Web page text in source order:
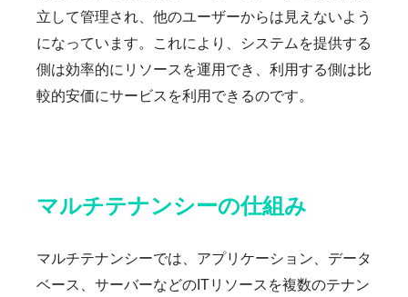
立して管理され、他のユーザーからは見えないよう
になっています。これにより、システムを提供する
側は効率的にリソースを運用でき、利用する側は比
較的安価にサービスを利用できるのです。
マルチテナンシーの仕組み
マルチテナンシーでは、アプリケーション、データ
ベース、サーバーなどのITリソースを複数のテナン